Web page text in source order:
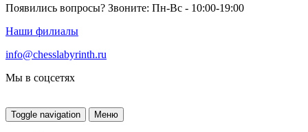
Появились вопросы? Звоните: Пн-Вс - 10:00-19:00
Наши филиалы
info@chesslabyrinth.ru
Мы в соцсетях
Toggle navigation Меню